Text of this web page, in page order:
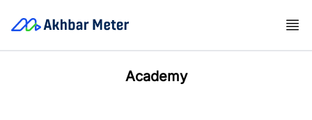
Academy